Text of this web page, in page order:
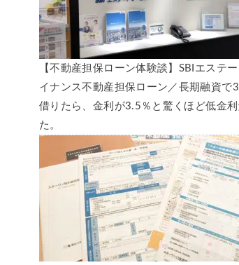
【不動産担保ローン体験談】SBIエステ
イナンス不動産担保ローン／長期融資で
借りたら、金利が3.5％と驚くほど低金利
た。